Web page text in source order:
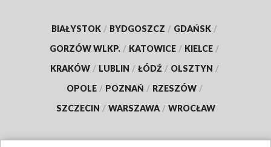
BIAŁYSTOK / BYDGOSZCZ / GDAŃSK /
GORZÓW WLKP. / KATOWICE / KIELCE /
KRAKÓW / LUBLIN / ŁÓDŹ / OLSZTYN /
OPOLE / POZNAŃ / RZESZÓW /
SZCZECIN / WARSZAWA / WROCŁAW